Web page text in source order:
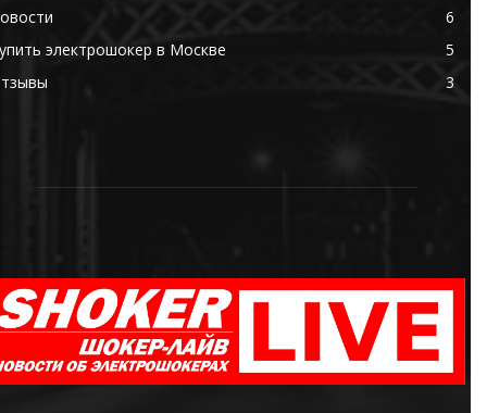
6
электрошокер в Москве
5
3